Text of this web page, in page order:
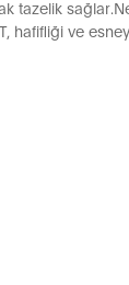
tazelik
hafifliği ve